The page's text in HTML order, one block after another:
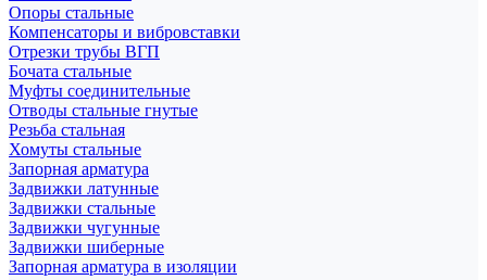
Опоры стальные
Компенсаторы и вибровставки
Отрезки трубы ВГП
Бочата стальные
Муфты соединительные
Отводы стальные гнутые
Резьба стальная
Хомуты стальные
Запорная арматура
Задвижки латунные
Задвижки стальные
Задвижки чугунные
Задвижки шиберные
Запорная арматура в изоляции